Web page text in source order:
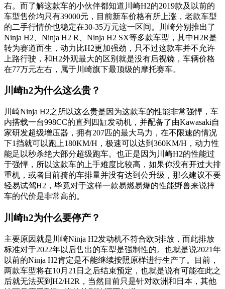
右。而了解这款车的小伙伴都知道川崎H2的2019款及以前的
车型售价均只有39000元，目前新车价格有所上涨，老款车型
的二手行情价也稳定在30-35万元这一区间。川崎分别推出了
Ninja H2、Ninja H2 R、Ninja H2 SX等多款车型，其中H2R是
转为赛道而生，动力比H2更加强劲，只不过这款车并不允许
上路行驶，和H2外观最大的区别就是没有后视镜，车辆价格
在77万元左右，属于川崎旗下最顶级的摩托赛车。
川崎h2为什么这么贵？
川崎Ninja H2之所以这么贵是因为这款车的性能非常强悍，车
内搭载一台998CC的直列四缸发动机，并配备了由Kawasaki自
家研发超级增压器，拥有207匹的最大马力，在不限速的情况
下1挡就可以跑上180KM/H，极速可以达到360KM/H，动力性
能足以秒杀绝大部分超级跑车。也正是因为川崎H2的性能过
于强悍，所以这款车的上手难度比较高，如果你没有开过大排
重机，或者目前骑的车排量并没有达到公升级，那么建议不要
轻易试驾H2，毕竟对于这样一款易燃易爆的性能野兽来说摔
车的代价是非常高的。
川崎h2为什么要停产？
主要原因就是川崎Ninja H2发动机不符合欧5排放，而此排放
标准对于2022年以后售出的车型是强制性的。也就是说2021年
以前的Ninja H2肯定是不能继续按照原样进行生产了。目前，
两款车型将在10月21日之后结束预定，也就是说有可能在此之
后就无法买到H2/H2R，当然目前只是针对欧洲和日本，其他